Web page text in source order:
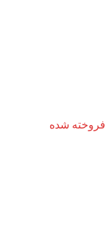
فروخته شده